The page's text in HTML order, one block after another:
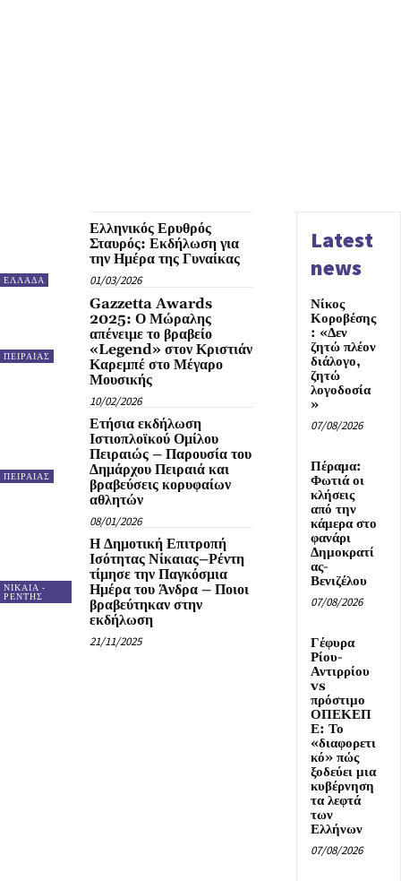
ΕΛΛΑΔΑ
Ελληνικός Ερυθρός
Σταυρός: Εκδήλωση για
την Ημέρα της Γυναίκας
01/03/2026
ΠΕΙΡΑΙΑΣ
Gazzetta Awards
2025: Ο Μώραλης
απένειμε το βραβείο
«Legend» στον Κριστιάν
Καρεμπέ στο Μέγαρο
Μουσικής
10/02/2026
ΠΕΙΡΑΙΑΣ
Ετήσια εκδήλωση
Ιστιοπλοϊκού Ομίλου
Πειραιώς – Παρουσία του
Δημάρχου Πειραιά και
βραβεύσεις κορυφαίων
αθλητών
08/01/2026
ΝΙΚΑΙΑ -
ΡΕΝΤΗΣ
Η Δημοτική Επιτροπή
Ισότητας Νίκαιας–Ρέντη
τίμησε την Παγκόσμια
Ημέρα του Άνδρα – Ποιοι
βραβεύτηκαν στην
εκδήλωση
21/11/2025
Latest
news
Νίκος
Κοροβέσης
: «Δεν
ζητώ πλέον
διάλογο,
ζητώ
λογοδοσία
»
07/08/2026
Πέραμα:
Φωτιά οι
κλήσεις
από την
κάμερα στο
φανάρι
Δημοκρατί
ας-
Βενιζέλου
07/08/2026
Γέφυρα
Ρίου-
Αντιρρίου
vs
πρόστιμο
ΟΠΕΚΕΠ
Ε: Το
«διαφορετι
κό» πώς
ξοδεύει μια
κυβέρνηση
τα λεφτά
των
Ελλήνων
07/08/2026